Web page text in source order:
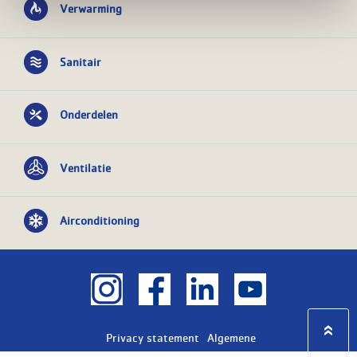
Verwarming
Sanitair
Onderdelen
Ventilatie
Airconditioning
Privacy statement
Algemene